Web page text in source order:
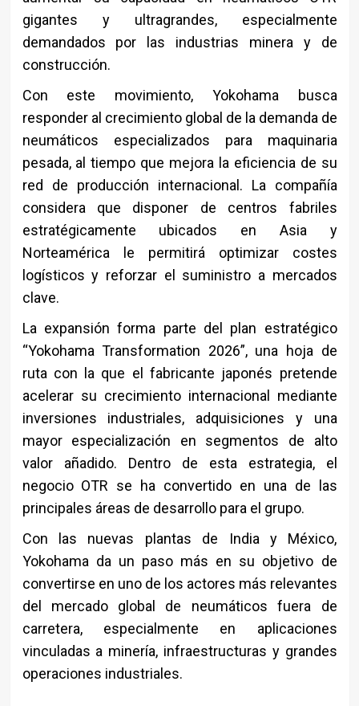
gigantes y ultragrandes, especialmente
demandados por las industrias minera y de
construcción.
Con este movimiento, Yokohama busca
responder al crecimiento global de la demanda de
neumáticos especializados para maquinaria
pesada, al tiempo que mejora la eficiencia de su
red de producción internacional. La compañía
considera que disponer de centros fabriles
estratégicamente ubicados en Asia y
Norteamérica le permitirá optimizar costes
logísticos y reforzar el suministro a mercados
clave.
La expansión forma parte del plan estratégico
“Yokohama Transformation 2026”, una hoja de
ruta con la que el fabricante japonés pretende
acelerar su crecimiento internacional mediante
inversiones industriales, adquisiciones y una
mayor especialización en segmentos de alto
valor añadido. Dentro de esta estrategia, el
negocio OTR se ha convertido en una de las
principales áreas de desarrollo para el grupo.
Con las nuevas plantas de India y México,
Yokohama da un paso más en su objetivo de
convertirse en uno de los actores más relevantes
del mercado global de neumáticos fuera de
carretera, especialmente en aplicaciones
vinculadas a minería, infraestructuras y grandes
operaciones industriales.